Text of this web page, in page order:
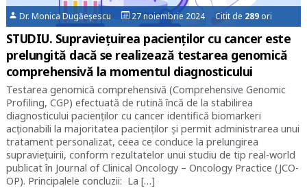
Dr. Monica Dugăeșescu 27 noiembrie 2024 Citit de 289 ori
STUDIU. Supravieţuirea pacienţilor cu cancer este
prelungită dacă se realizează testarea genomică
comprehensivă la momentul diagnosticului
Testarea genomică comprehensivă (Comprehensive Genomic
Profiling, CGP) efectuată de rutină încă de la stabilirea
diagnosticului pacienților cu cancer identifică biomarkeri
acţionabili la majoritatea pacienţilor şi permit administrarea unui
tratament personalizat, ceea ce conduce la prelungirea
supravieţuirii, conform rezultatelor unui studiu de tip real-world
publicat în Journal of Clinical Oncology – Oncology Practice (JCO-
OP). Principalele concluzii: La […]